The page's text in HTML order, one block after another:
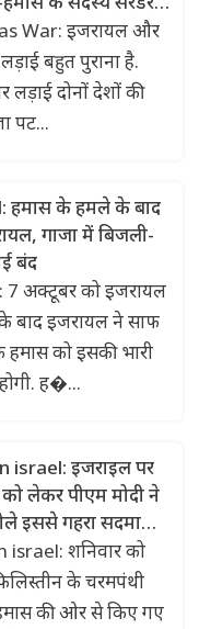
War: इजरायल और
बहुत पुराना है.
लड़ाई दोनों देशों की
पट...
हमास के हमले के बाद
गाजा में बिजली-
बंद
7 अक्टूबर को इजरायल
बाद इजरायल ने साफ
हमास को इसकी भारी
ह�...
israel: इजराइल पर
लेकर पीएम मोदी ने
इससे गहरा सदमा
israel: शनिवार को
के चरमपंथी
की ओर से किए गए